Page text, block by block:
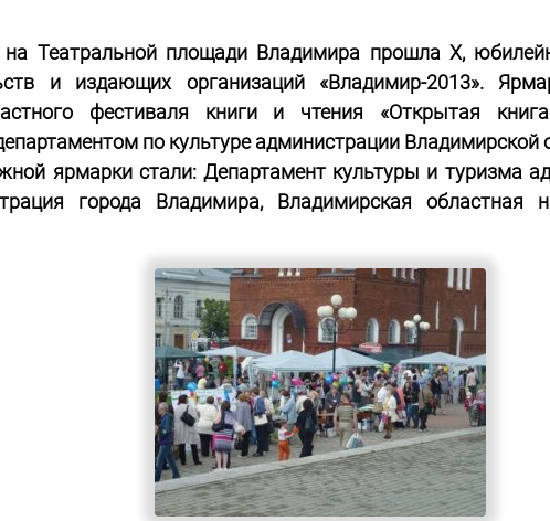
Театральной площади Владимира прошла Х,
и издающих организаций «Владимир-2013».
фестиваля книги и чтения «Открытая
по культуре администрации Владимирской
ярмарки стали: Департамент культуры и туризма
города Владимира, Владимирская областная